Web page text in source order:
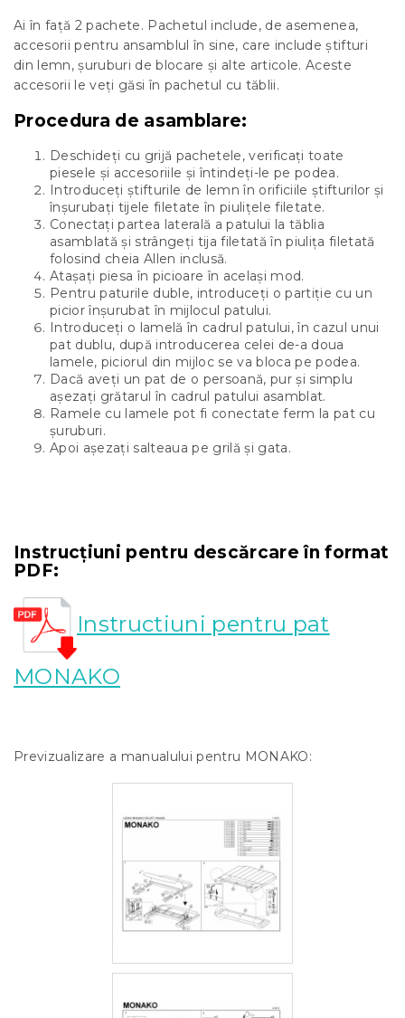
Ai în față 2 pachete. Pachetul include, de asemenea,
accesorii pentru ansamblul în sine, care include știfturi
din lemn, șuruburi de blocare și alte articole. Aceste
accesorii le veți găsi în pachetul cu tăblii.
Procedura de asamblare:
Deschideți cu grijă pachetele, verificați toate
piesele și accesoriile și întindeți-le pe podea.
Introduceți știfturile de lemn în orificiile știfturilor și
înșurubați tijele filetate în piulițele filetate.
Conectați partea laterală a patului la tăblia
asamblată și strângeți tija filetată în piulița filetată
folosind cheia Allen inclusă.
Atașați piesa în picioare în același mod.
Pentru paturile duble, introduceți o partiție cu un
picior înșurubat în mijlocul patului.
Introduceți o lamelă în cadrul patului, în cazul unui
pat dublu, după introducerea celei de-a doua
lamele, piciorul din mijloc se va bloca pe podea.
Dacă aveți un pat de o persoană, pur și simplu
așezați grătarul în cadrul patului asamblat.
Ramele cu lamele pot fi conectate ferm la pat cu
șuruburi.
Apoi așezați salteaua pe grilă și gata.
Instrucțiuni pentru descărcare în format
PDF:
Instructiuni pentru pat
MONAKO
Previzualizare a manualului pentru MONAKO: